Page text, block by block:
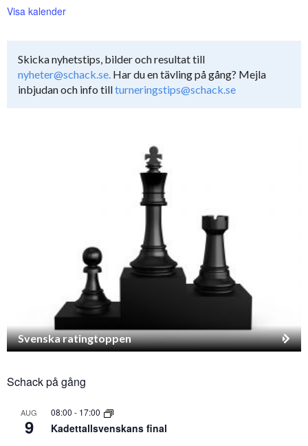
Visa kalender
Skicka nyhetstips, bilder och resultat till
nyheter@schack.se. Har du en tävling på gång? Mejla
inbjudan och info tillturneringstips@schack.se
Svenska ratingtoppen
Schack på gång
AUG
9
08:00 - 17:00
Kadettallsvenskans final